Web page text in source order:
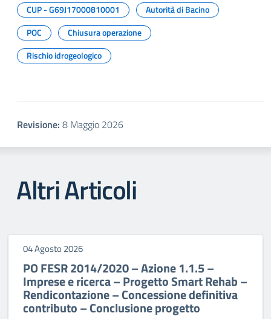
CUP - G69J17000810001
Autorità di Bacino
POC
Chiusura operazione
Rischio idrogeologico
Revisione: 8 Maggio 2026
Altri Articoli
04 Agosto 2026
PO FESR 2014/2020 – Azione 1.1.5 –
Imprese e ricerca – Progetto Smart Rehab –
Rendicontazione – Concessione definitiva
contributo – Conclusione progetto